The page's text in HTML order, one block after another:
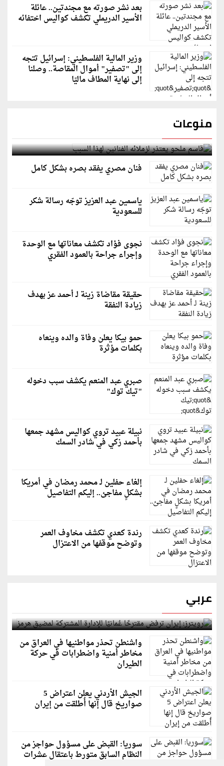
بعد نشر صورته مع مجندتين.. عائلة
الأسير الدريملي تكشف كواليس اختفائه
وزير المالية الفلسطيني: إسرائيل تتجه
إلى "تصفير" أموال المقاصة.. وصلنا
إلى نهاية المطاف ماليًا
منوعات
قاسم ملحو يعتذر لزملائه الفنانين لهذا السبب
فنان مصري يفقد بصره بشكل كامل
ياسمين عبد العزيز توجّه رسالة شكر
للسعودية
نجوى فؤاد تكشف معاناتها مع الوحدة
وإجراء جراحة بالعمود الفقري
حقيقة مقاضاة زينة لـ أحمد عز بهدف
زيادة النفقة
حمو بيكا يعلن وفاة والده وينعاه
بكلمات مؤثرة
صبري عبد المنعم يكشف سبب دخوله
"تيك توك"
نبيلة عبيد تروي كواليس مشهد جمعها
بأحمد زكي في شادر السمك
إلغاء حفلين لـ محمد رمضان في أمريكا
بشكلٍ مفاجئ.. إليكم التفاصيل
رندة كعدي تكشف مخاوف العمر
وتوضح موقفها من الاعتزال
عربي
رويترز: إيران ترفض مقترحًا عُمانيًا للإدارة المشتركة
لمضيق هرمز
واشنطن تحذر مواطنيها في العراق من
مخاطر أمنية واضطرابات في حركة
الطيران
الجيش الأردني يعلن اعتراض 5
صواريخ قال إنها أُطلقت من إيران
سوريا: القبض على مسؤول حواجز من
النظام السابق متورط باعتقال عشرات